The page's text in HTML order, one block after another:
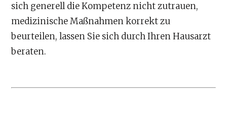
sich generell die Kompetenz nicht zutrauen,
medizinische Maßnahmen korrekt zu
beurteilen, lassen Sie sich durch Ihren Hausarzt
beraten.